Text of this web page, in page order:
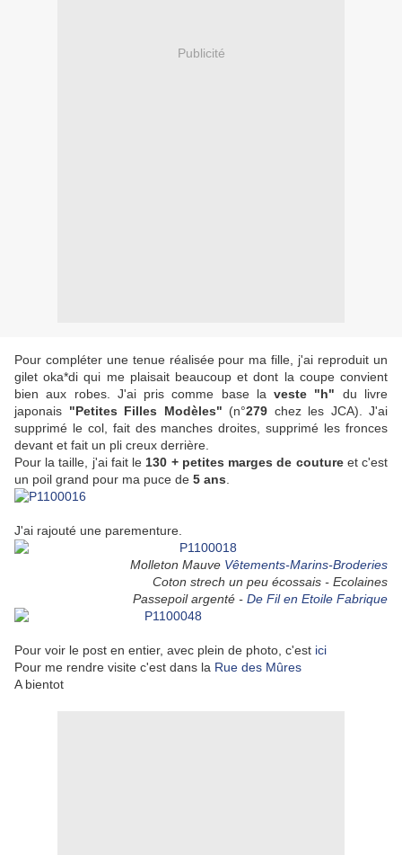
Publicité
Pour compléter une tenue réalisée pour ma fille, j'ai reproduit un
gilet oka*di qui me plaisait beaucoup et dont la coupe convient
bien aux robes. J'ai pris comme base laveste "h" du livre
japonais "Petites Filles Modèles" (n°279 chez les JCA). J'ai
supprimé le col, fait des manches droites, supprimé les fronces
devant et fait un pli creux derrière.
Pour la taille, j'ai fait le 130 + petites marges de coutureet c'est
un poil grand pour ma puce de 5 ans
J'ai rajouté une parementure.
Molleton Mauve Vêtements-Marins-Broderies
Coton strech un peu écossais - Ecolaines
Passepoil argenté - De Fil en Etoile Fabrique
Pour voir le post en entier, avec plein de photo, c'est ici
Pour me rendre visite c'est dans la Rue des Mûres
A bientot